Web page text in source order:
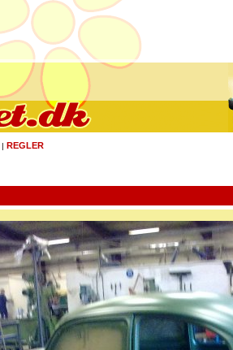
| REGLER